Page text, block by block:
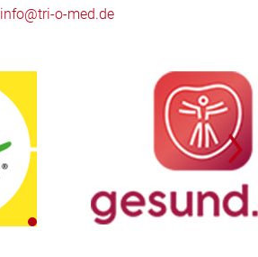
info@tri-o-med.de